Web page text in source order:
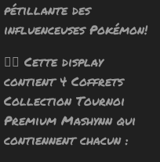
pétillante des
influenceuses Pokémon!
🧙‍♂️ Cette display
contient 4 Coffrets
Collection Tournoi
Premium Mashynn qui
contiennent chacun :